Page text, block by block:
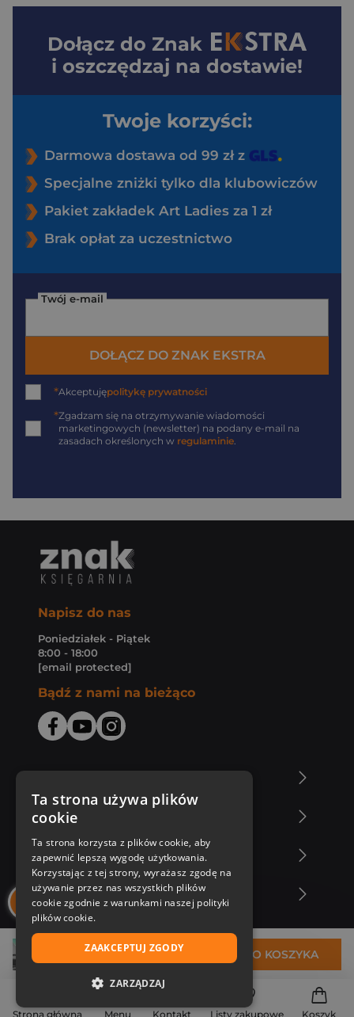
Strona główna Menu Kontakt Listy zakupowe Koszyk
31,99 zł DO KOSZYKA
Dołącz do Znak
i oszczędzaj na dostawie!
Twoje korzyści:
Darmowa dostawa od 99 zł z
Specjalne zniżki tylko dla klubowiczów
Pakiet zakładek Art Ladies za 1 zł
Brak opłat za uczestnictwo
Twój e-mail
DOŁĄCZ DO ZNAK EKSTRA
*Akceptujępolitykę prywatności
*Zgadzam się na otrzymywanie wiadomości
marketingowych (newsletter) na podany e-mail na
zasadach określonych w regulaminie
Napisz do nas
Poniedziałek - Piątek
8:00 - 18:00
[email protected]
Bądź z nami na bieżąco
Zakupy u nas
Nasza oferta
Nasi autorzy
Ta strona używa plików
cookie
Ta strona korzysta z plików cookie, aby
zapewnić lepszą wygodę użytkowania.
Korzystając z tej strony, wyrażasz zgodę na
używanie przez nas wszystkich plików
cookie zgodnie z warunkami naszej polityki
plików cookie.
ZAAKCEPTUJ ZGODY
ZARZĄDZAJ
NIEZBĘDNE